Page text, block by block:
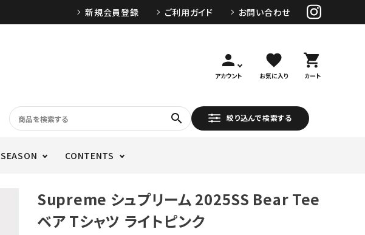
新規会員登録 ご利用ガイド お問い合わせ
person
アカウント
favorite
お気に入り
shopping_cart
カート
search 絞り込んで検索する
SEASON CONTENTS
Supreme シュプリーム 2025SS Bear Tee
ベア Tシャツ ライトピンク